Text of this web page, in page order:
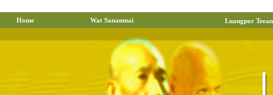
Home Wat Sanamnai Luangpor Teean